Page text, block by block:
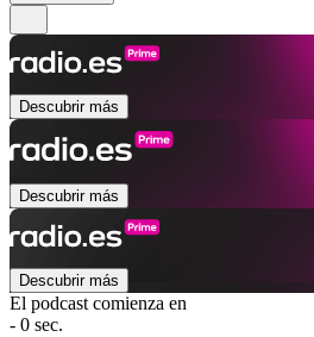
Descubrir más
Descubrir más
Descubrir más
El podcast comienza en
- 0 sec.